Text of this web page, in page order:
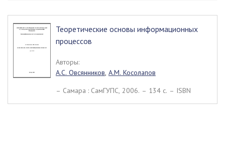
Теоретические основы информационных
процессов
Авторы:
А.С. Овсянников, А.М. Косолапов
– Самара : СамГУПС, 2006. – 134 c. – ISBN